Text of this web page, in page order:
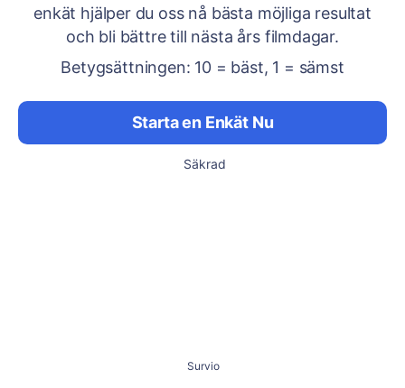
enkät hjälper du oss nå bästa möjliga resultat
och bli bättre till nästa års filmdagar.
Betygsättningen: 10 = bäst, 1 = sämst
Starta en Enkät Nu
Säkrad
Survio